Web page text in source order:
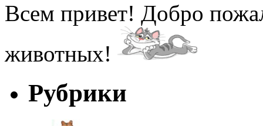
Всем привет! Добро
животных!
Рубрики